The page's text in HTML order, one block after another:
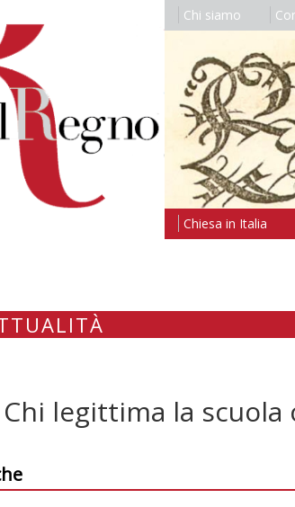
Chi siamo
Chiesa in Italia
Chi legittima la scuola